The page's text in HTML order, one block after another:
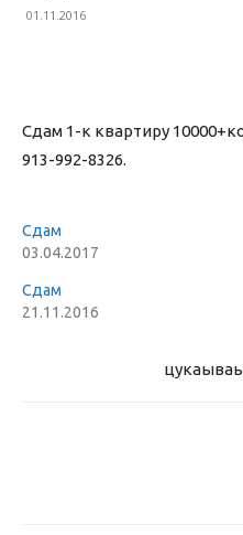
01.11.2016
Сдам 1-к квартиру
913-992-8326.
Сдам
03.04.2017
Сдам
21.11.2016
цукаыва